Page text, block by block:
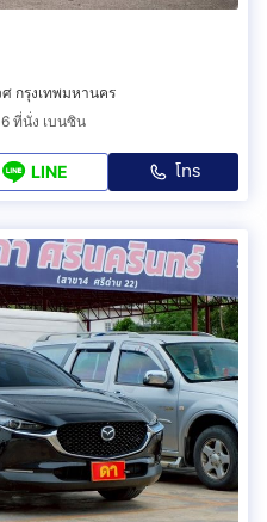
ศ กรุงเทพมหานคร
ที่นั่ง เบนซิน
LINE โทร